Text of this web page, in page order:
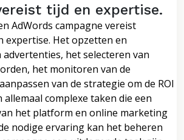
tijd en expertise.
AdWords campagne vereist
expertise. Het opzetten en
het selecteren van
het monitoren van de
van de strategie om de ROI
complexe taken die een
het platform en online marketing
nodige ervaring kan het beheren